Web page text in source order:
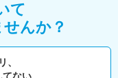
て
んか？
、